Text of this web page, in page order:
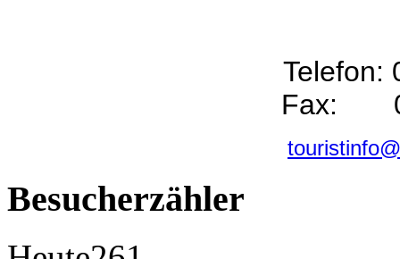
Telefon:
Fax:
Besucherzähler